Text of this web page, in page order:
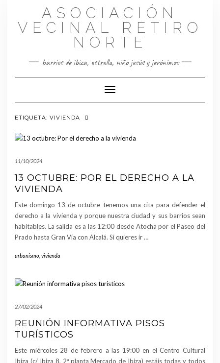
contenido
ASOCIACIÓN
VECINAL RETIRO
NORTE
barrios de ibiza, estrella, niño jesús y jerónimos
Cambiar modo de navegación
ETIQUETA: VIVIENDA
11/10/2024
13 OCTUBRE: POR EL DERECHO A LA
VIVIENDA
Este domingo 13 de octubre tenemos una cita para defender el
derecho a la vivienda y porque nuestra ciudad y sus barrios sean
habitables. La salida es a las 12:00 desde Atocha por el Paseo del
Prado hasta Gran Vía con Alcalá. Si quieres ir …
urbanismo vivienda
27/02/2024
REUNIÓN INFORMATIVA PISOS
TURÍSTICOS
Este miércoles 28 de febrero a las 19:00 en el Centro Cultural
Ibiza (c/ Ibiza 8, 2ª planta Mercado de Ibiza) estáis todas y todos